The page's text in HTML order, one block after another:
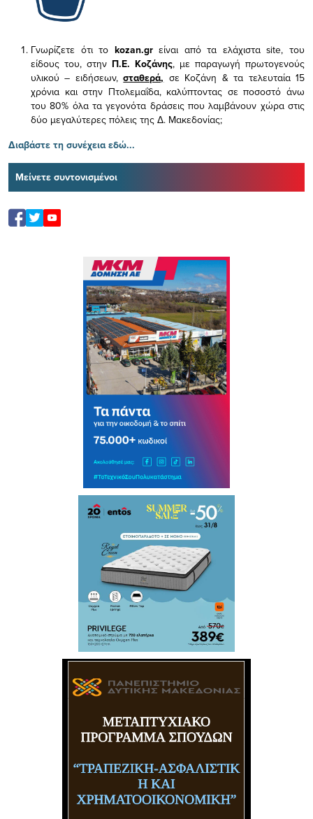
Γνωρίζετε ότι το kozan.gr είναι από τα ελάχισταsite, του
είδους του, στην Π.Ε. Κοζάνης, με παραγωγή πρωτογενούς
υλικού – ειδήσεων,σταθερά, σε Κοζάνη & τα τελευταία 15
χρόνια και στην Πτολεμαΐδα, καλύπτοντας σε ποσοστό άνω
του 80% όλα τα γεγονότα δράσεις που λαμβάνουν χώρα στις
δύο μεγαλύτερες πόλεις της Δ. Μακεδονίας;
Διαβάστε τη συνέχεια εδώ...
Μείνετε συντονισμένοι